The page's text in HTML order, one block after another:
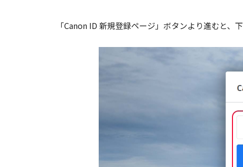
「Canon ID 新規登録ページ」ボタンより進むと、